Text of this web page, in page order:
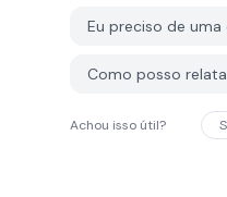
Eu preciso de uma
Como posso
Achou isso útil?